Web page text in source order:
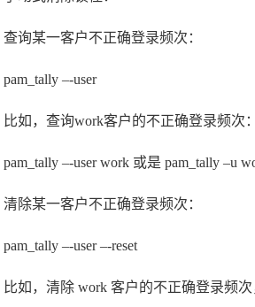
查询某一客户不正确登录频次：
pam_tally –-user
比如，查询work客户的不正确登录频次：
pam_tally –-user work 或是 pam_tally –u
清除某一客户不正确登录频次：
pam_tally –-user –-reset
比如，清除 work 客户的不正确登录频次